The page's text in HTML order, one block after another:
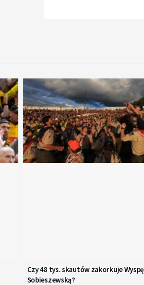
Czy 48 tys. skautów zakorkuje Wyspę
Sobieszewską?